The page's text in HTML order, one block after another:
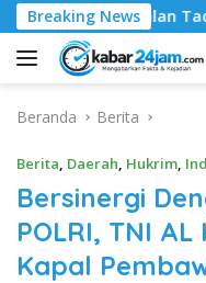
Langsung
ke
konten
Breaking News
Jalan Taduan
Beranda Berita
Berita, Daerah, Hukrim,
Bersinergi
POLRI, TNI
Kapal